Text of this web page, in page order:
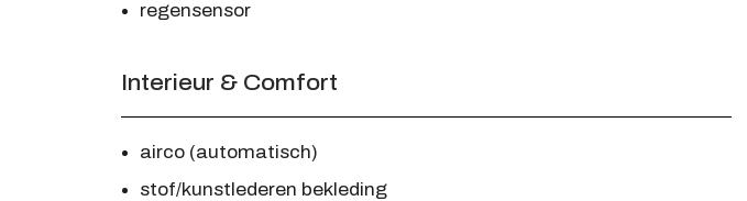
regensensor
Interieur & Comfort
airco (automatisch)
stof/kunstlederen bekleding